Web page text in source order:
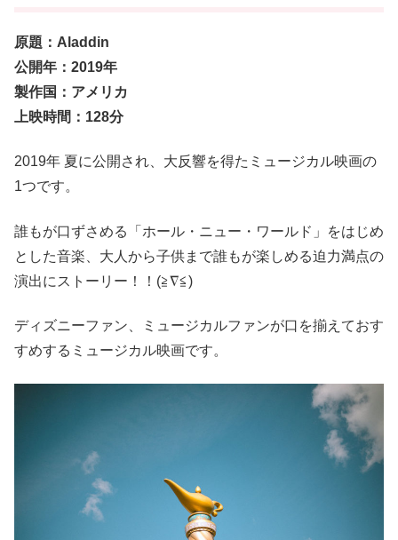
原題：Aladdin
公開年：2019年
製作国：アメリカ
上映時間：128分
2019年 夏に公開され、大反響を得たミュージカル映画の
1つです。
誰もが口ずさめる「ホール・ニュー・ワールド」をはじめ
とした音楽、大人から子供まで誰もが楽しめる迫力満点の
演出にストーリー！！(≧∇≦)
ディズニーファン、ミュージカルファンが口を揃えておす
すめするミュージカル映画です。